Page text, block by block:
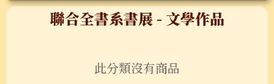
聯合全書系書展- 文學作品
此分類沒有商品